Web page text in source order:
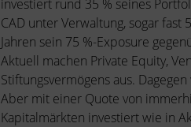
investiert rund 35 % seines
CAD unter Verwaltung, sogar
Jahren sein 75 %-Exposure
Aktuell machen Private Equity,
Stiftungsvermögens aus.
Aber mit einer Quote von
Kapitalmärkten investiert wie in